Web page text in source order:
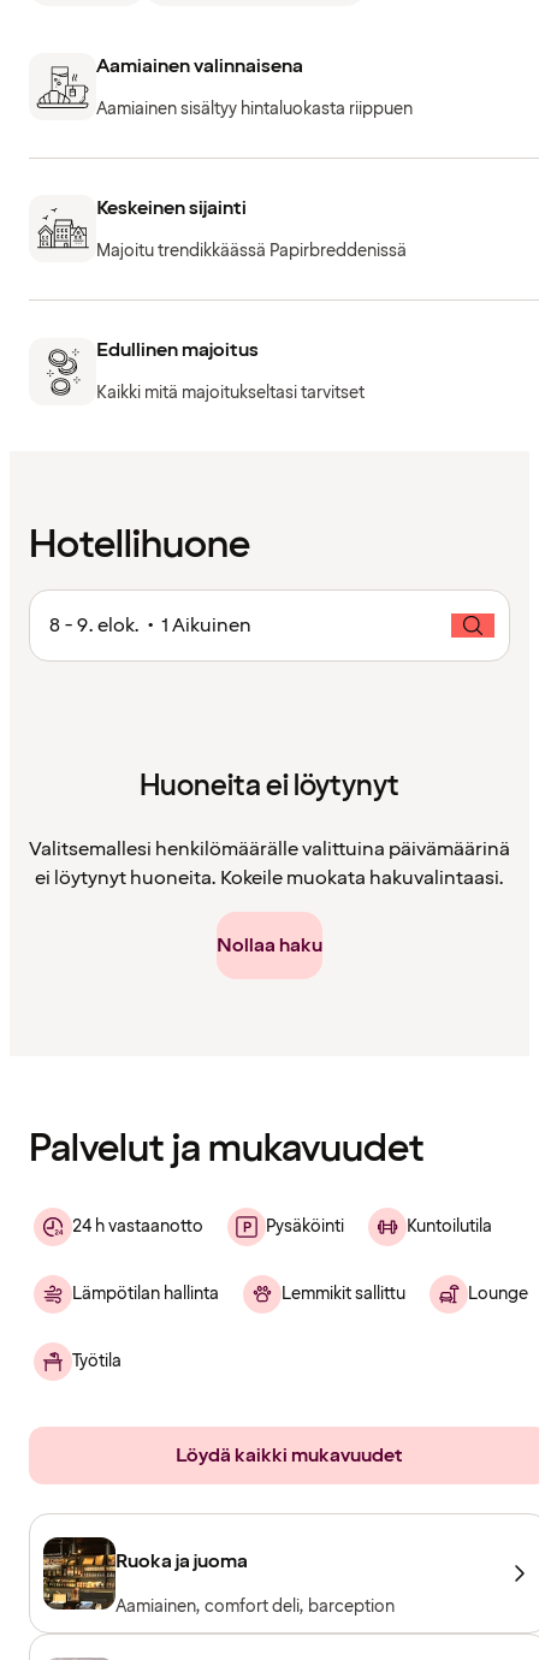
Aamiainen valinnaisena
Aamiainen sisältyy hintaluokasta riippuen
Keskeinen sijainti
Majoitu trendikkäässä Papirbreddenissä
Edullinen majoitus
Kaikki mitä majoitukseltasi tarvitset
Hotellihuone
8 - 9. elok. • 1 Aikuinen
Huoneita ei löytynyt
Valitsemallesi henkilömäärälle valittuina päivämäärinä
ei löytynyt huoneita. Kokeile muokata hakuvalintaasi.
Nollaa haku
Palvelut ja mukavuudet
24 h vastaanotto Pysäköinti Kuntoilutila
Lämpötilan hallinta Lemmikit sallittu Lounge
Työtila
Löydä kaikki mukavuudet
Ruoka ja juoma
Aamiainen, comfort deli, barception